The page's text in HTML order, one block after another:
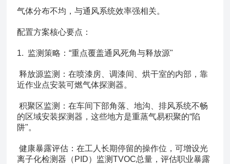
气体分布不均，与通风系统效率强相关。
配置方案核心要点：
1. 监测策略：“重点覆盖通风死角与释放源"
释放源监测：在喷漆房、调漆间、烘干室的内部，靠
近作业点安装可燃气体探测器。
积聚区监测：在车间下部角落、地沟、排风系统不畅
的区域安装探测器，这些地方是重蒸气易积聚的“陷
阱"。
健康暴露评估：在工人长期停留的操作位，可增设光
离子化检测器（PID）监测TVOC总量，评估职业暴露